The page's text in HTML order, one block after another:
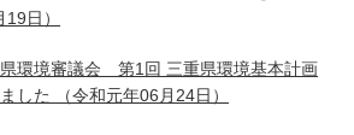
日）
環境審議会 第1回 三重県環境基本計画
した
（令和元年06月24日）